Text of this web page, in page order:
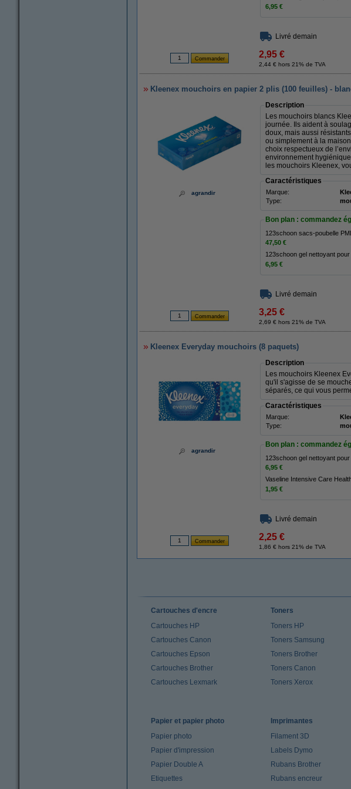
6,95 €
Livré demain
2,95 €
2,44 € hors 21% de TVA
Kleenex mouchoirs en papier 2 plis (100 feuilles) -
agrandir
Description
Les mouchoirs blancs
journée. Ils aident à
doux, mais aussi
ou simplement à la
choix respectueux de
environnement
les mouchoirs Kleenex,
Caractéristiques
Marque:
Type:
Bon plan : commandez
123schoon sacs-poubelle
47,50 €
123schoon gel nettoyant
6,95 €
Livré demain
3,25 €
2,69 € hors 21% de TVA
Kleenex Everyday mouchoirs (8 paquets)
agrandir
Description
Les mouchoirs Kleenex
qu'il s'agisse de se
séparés, ce qui vous
Caractéristiques
Marque:
Type:
Bon plan : commandez
123schoon gel nettoyant
6,95 €
Vaseline Intensive Care
1,95 €
Livré demain
2,25 €
1,86 € hors 21% de TVA
Cartouches d'encre
Cartouches HP
Cartouches Canon
Cartouches Epson
Cartouches Brother
Cartouches Lexmark
Toners
Toners HP
Toners Samsung
Toners Brother
Toners Canon
Toners Xerox
Papier et papier photo
Papier photo
Papier d'impression
Papier Double A
Etiquettes
Imprimantes
Filament 3D
Labels Dymo
Rubans Brother
Rubans encreur